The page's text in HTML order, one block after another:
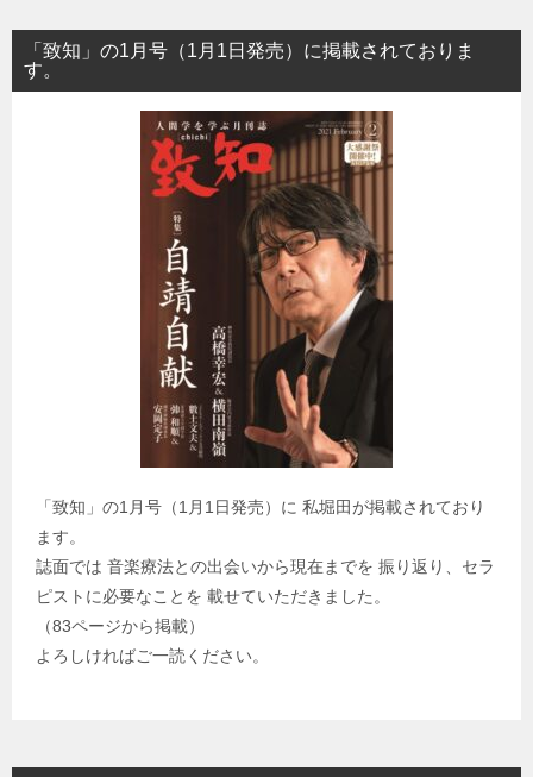
「致知」の1月号（1月1日発売）に掲載されておりま
す。
「致知」の1月号（1月1日発売）に 私堀田が掲載されており
ます。
誌面では 音楽療法との出会いから現在までを 振り返り、セラ
ピストに必要なことを 載せていただきました。
（83ページから掲載）
よろしければご一読ください。